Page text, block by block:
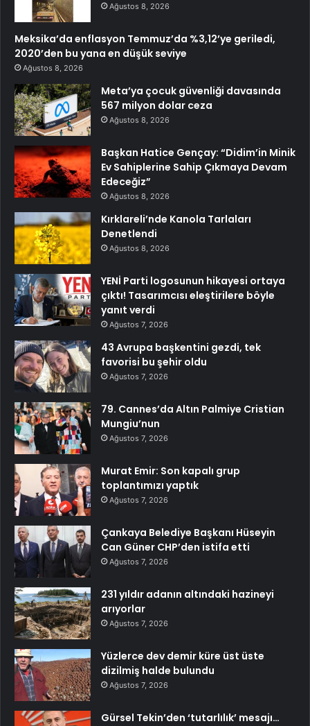
Ağustos 8, 2026
Meksika’da enflasyon Temmuz’da %3,12’ye geriledi,
2020’den bu yana en düşük seviye
Ağustos 8, 2026
Meta’ya çocuk güvenliği davasında
567 milyon dolar ceza
Ağustos 8, 2026
Başkan Hatice Gençay: “Didim’in Minik
Ev Sahiplerine Sahip Çıkmaya Devam
Edeceğiz”
Ağustos 8, 2026
Kırklareli’nde Kanola Tarlaları
Denetlendi
Ağustos 8, 2026
YENİ Parti logosunun hikayesi ortaya
çıktı! Tasarımcısı eleştirilere böyle
yanıt verdi
Ağustos 7, 2026
43 Avrupa başkentini gezdi, tek
favorisi bu şehir oldu
Ağustos 7, 2026
79. Cannes’da Altın Palmiye Cristian
Mungiu’nun
Ağustos 7, 2026
Murat Emir: Son kapalı grup
toplantımızı yaptık
Ağustos 7, 2026
Çankaya Belediye Başkanı Hüseyin
Can Güner CHP’den istifa etti
Ağustos 7, 2026
231 yıldır adanın altındaki hazineyi
arıyorlar
Ağustos 7, 2026
Yüzlerce dev demir küre üst üste
dizilmiş halde bulundu
Ağustos 7, 2026
Gürsel Tekin’den ‘tutarlılık’ mesajı…